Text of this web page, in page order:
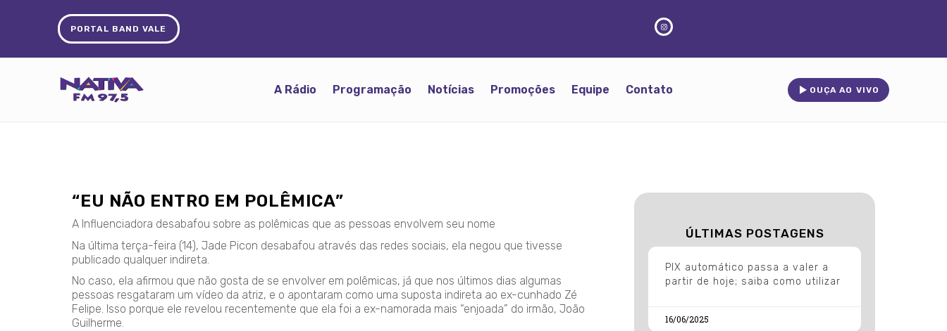
PORTAL BAND VALE
A Rádio Programação Notícias Promoções Equipe Contato OUÇA AO VIVO
“EU NÃO ENTRO EM POLÊMICA”
A Influenciadora desabafou sobre as polêmicas que as pessoas envolvem seu nome
Na última terça-feira (14), Jade Picon desabafou através das redes sociais, ela negou que tivesse
publicado qualquer indireta.
No caso, ela afirmou que não gosta de se envolver em polêmicas, já que nos últimos dias algumas
pessoas resgataram um vídeo da atriz, e o apontaram como uma suposta indireta ao ex-cunhado Zé
Felipe. Isso porque ele revelou recentemente que ela foi a ex-namorada mais “enjoada” do irmão, João
Guilherme.
ÚLTIMAS POSTAGENS
PIX automático passa a valer a
partir de hoje; saiba como utilizar
16/06/2025